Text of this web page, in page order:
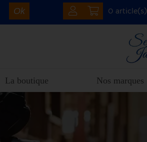
Ok 0 article(s)
La boutique Nos marques